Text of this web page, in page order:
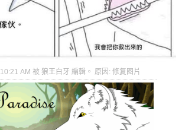
10:21 AM 被 狼王白牙 編輯。 原因: 修复图片